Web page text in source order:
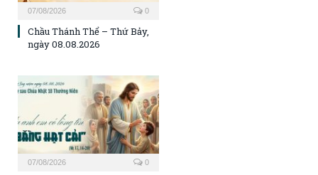
07/08/2026 0
Chầu Thánh Thể – Thứ Bảy,
ngày 08.08.2026
07/08/2026 0